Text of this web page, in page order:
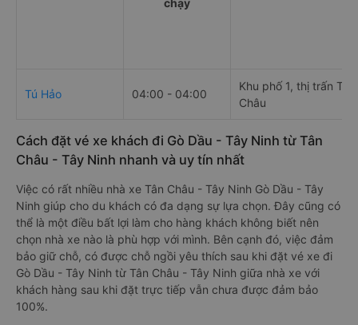
Tú Hảo 04:00 - 04:00
Khu phố 1, thị trấn Tân
Châu
Cách đặt vé xe khách đi Gò Dầu - Tây Ninh từ Tân
Châu - Tây Ninh nhanh và uy tín nhất
Việc có rất nhiều nhà xe Tân Châu - Tây Ninh Gò Dầu - Tây
Ninh giúp cho du khách có đa dạng sự lựa chọn. Đây cũng có
thể là một điều bất lợi làm cho hàng khách không biết nên
chọn nhà xe nào là phù hợp với mình. Bên cạnh đó, việc đảm
bảo giữ chỗ, có được chỗ ngồi yêu thích sau khi đặt vé xe đi
Gò Dầu - Tây Ninh từ Tân Châu - Tây Ninh giữa nhà xe với
khách hàng sau khi đặt trực tiếp vẫn chưa được đảm bảo
100%.